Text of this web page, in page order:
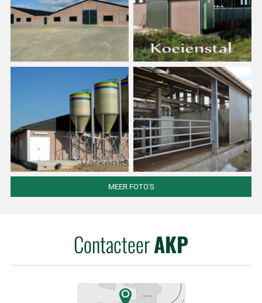
MEER FOTO'S
ContacteerAKP